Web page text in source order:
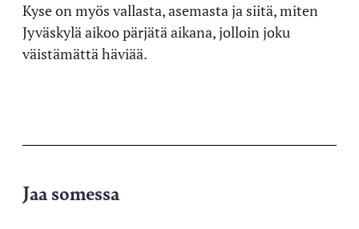
Kyse on myös vallasta, asemasta ja siitä, miten
Jyväskylä aikoo pärjätä aikana, jolloin joku
väistämättä häviää.
Jaa somessa